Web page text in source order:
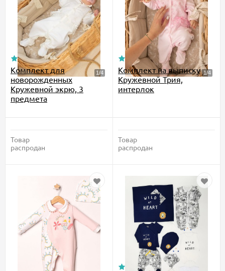
Комплект для
новорожденных
Кружевной экрю, 3
предмета
Товар
распродан
Комплект на выписку
Кружевной Трия,
интерлок
Товар
распродан